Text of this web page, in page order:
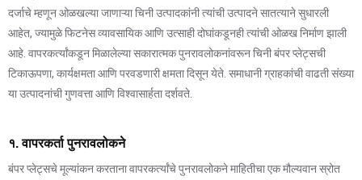
दर्जाचे म्हणून ओळखल्या जाणाऱ्या चिनी उत्पादकांनी त्यांची उत्पादने सातत्याने सुधारली
आहेत, ज्यामुळे फिटनेस व्यावसायिक आणि उत्साही दोघांकडूनही त्यांची ओळख निर्माण झाली
आहे. वापरकर्त्यांकडून मिळालेल्या सकारात्मक पुनरावलोकनांवरून चिनी बंपर प्लेट्सची
टिकाऊपणा, कार्यक्षमता आणि परवडणारी क्षमता दिसून येते. समाधानी ग्राहकांची वाढती संख्या
या उत्पादनांची गुणवत्ता आणि विश्वासार्हता दर्शवते.
१. वापरकर्ता पुनरावलोकने
बंपर प्लेट्सचे मूल्यांकन करताना वापरकर्त्यांचे पुनरावलोकने माहितीचा एक मौल्यवान स्रोत